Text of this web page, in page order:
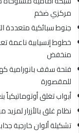
مركزي ضخم
جنوط سبائكية متعددة
خطوط إنسيابية ناعمة
منخفض
فتحة سقف بانورامية
للمقصورة
أبواب تغلق أوتوماتيكياً
نظام غلق بالأزرار لمزيد
تشكيلة ألوان خارجية